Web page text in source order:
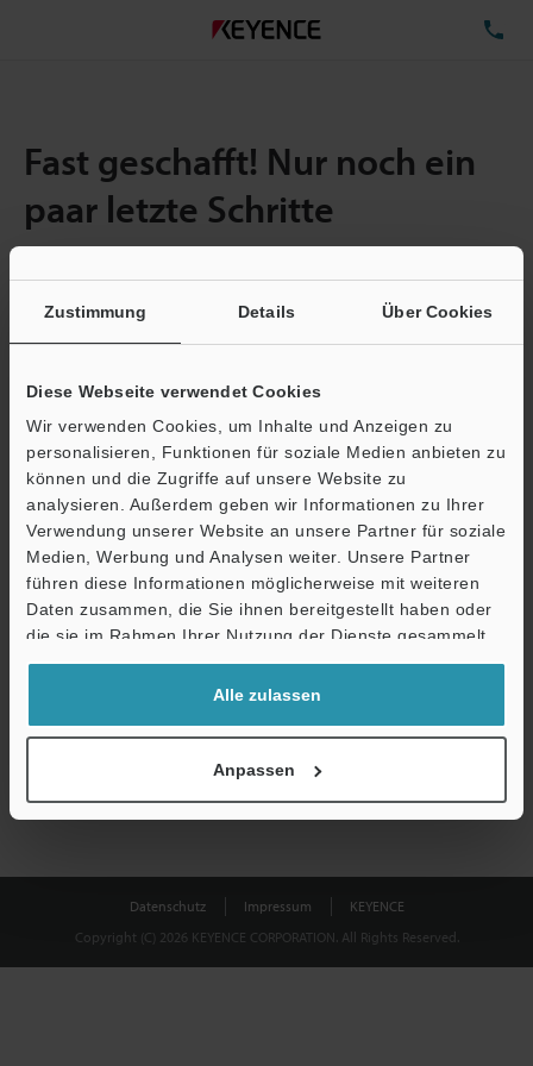
Zustimmung Details Über Cookies
Diese Webseite verwendet Cookies
Wir verwenden Cookies, um Inhalte und Anzeigen zu
personalisieren, Funktionen für soziale Medien anbieten zu
können und die Zugriffe auf unsere Website zu
analysieren. Außerdem geben wir Informationen zu Ihrer
Verwendung unserer Website an unsere Partner für soziale
Medien, Werbung und Analysen weiter. Unsere Partner
führen diese Informationen möglicherweise mit weiteren
Daten zusammen, die Sie ihnen bereitgestellt haben oder
die sie im Rahmen Ihrer Nutzung der Dienste gesammelt
haben.
Alle zulassen
Anpassen
Fast geschafft! Nur noch ein
paar letzte Schritte
E-Mail-Adresse (erforderlich)
Download
Datenschutz ist uns wichtig - Ihre Daten werden niemals
Datenschutz
Datenschutz Impressum
KEYENCE
Copyright (C) 2026 KEYENCE CORPORATION. All Rights Reserved.